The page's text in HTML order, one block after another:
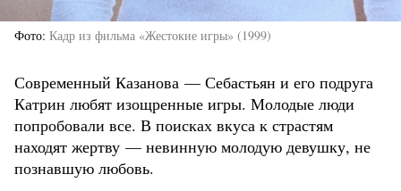
Фото Кадр из фильма «Жестокие игры» (1999)
Современный Казанова — Себастьян и его подруга
Катрин любят изощренные игры. Молодые люди
попробовали все. В поисках вкуса к страстям
находят жертву — невинную молодую девушку, не
познавшую любовь.